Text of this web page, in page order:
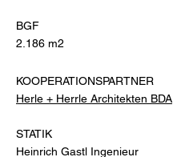
BGF
2.186 m2
KOOPERATIONSPARTNER
Herle + Herrle Architekten BDA
STATIK
Heinrich Gastl Ingenieur